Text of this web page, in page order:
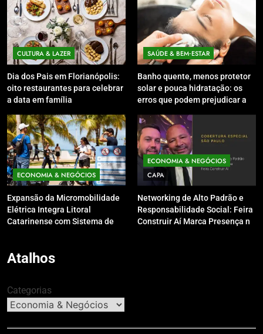
CULTURA & LAZER
Dia dos Pais em Florianópolis:
oito restaurantes para celebrar
a data em família
SAÚDE & BEM‑ESTAR
Banho quente, menos protetor
solar e pouca hidratação: os
erros que podem prejudicar a
inverno
ECONOMIA & NEGÓCIOS
Expansão da Micromobilidade
Elétrica Integra Litoral
Catarinense com Sistema de
ECONOMIA & NEGÓCIOS
CAPA
Networking de Alto Padrão e
Responsabilidade Social: Feira
Construir Aí Marca Presença no
Atalhos
Categorias